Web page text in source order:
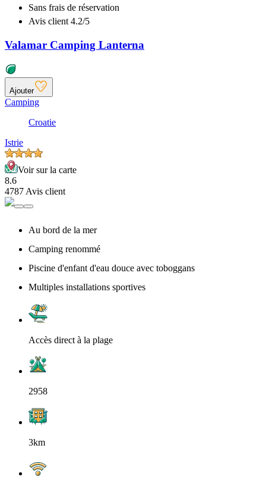
Sans frais de réservation
Avis client 4.2/5
Valamar Camping Lanterna
Ajouter
Camping
Croatie
Istrie
Voir sur la carte
8.6
4787 Avis client
Au bord de la mer
Camping renommé
Piscine d'enfant d'eau douce avec toboggans
Multiples installations sportives
Accès direct à la plage
2958
3km